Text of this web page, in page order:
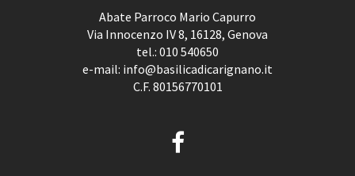
Abate Parroco Mario Capurro
Via Innocenzo IV 8, 16128, Genova
tel.: 010 540650
e-mail: info@basilicadicarignano.it
C.F. 80156770101